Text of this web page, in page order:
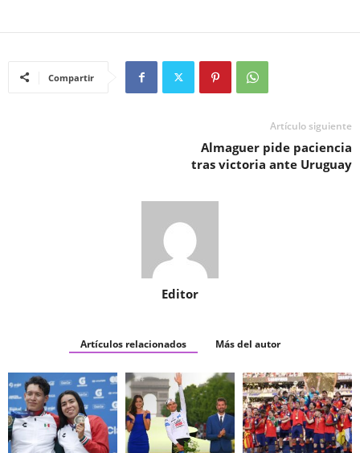
Compartir
Artículo siguiente
Almaguer pide paciencia
tras victoria ante Uruguay
Editor
Artículos relacionados Más del autor